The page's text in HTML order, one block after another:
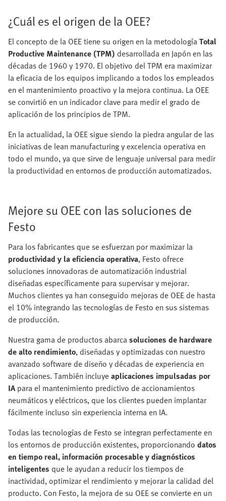
¿Cuál es el origen de la OEE?
El concepto de la OEE tiene su origen en la metodologíaTotal
Productive Maintenance (TPM) desarrollada en Japón en las
décadas de 1960 y 1970. El objetivo del TPM era maximizar
la eficacia de los equipos implicando a todos los empleados
en el mantenimiento proactivo y la mejora continua. La OEE
se convirtió en un indicador clave para medir el grado de
aplicación de los principios de TPM.
En la actualidad, la OEE sigue siendo la piedra angular de las
iniciativas de lean manufacturing y excelencia operativa en
todo el mundo, ya que sirve de lenguaje universal para medir
la productividad en entornos de producción automatizados.
Mejore su OEE con las soluciones de
Festo
Para los fabricantes que se esfuerzan por maximizar la
productividad y la eficiencia operativa, Festo ofrece
soluciones innovadoras de automatización industrial
diseñadas específicamente para supervisar y mejorar.
Muchos clientes ya han conseguido mejoras de OEE de hasta
el 10% integrando las tecnologías de Festo en sus sistemas
de producción.
Nuestra gama de productos abarcasoluciones de hardware
de alto rendimiento, diseñadas y optimizadas con nuestro
avanzado software de diseño y décadas de experiencia en
aplicaciones. También incluyeaplicaciones impulsadas por
IApara el mantenimiento predictivo de accionamientos
neumáticos y eléctricos, que los clientes pueden implantar
fácilmente incluso sin experiencia interna en IA.
Todas las tecnologías de Festo se integran perfectamente en
los entornos de producción existentes, proporcionando datos
en tiempo real, información procesable y diagnósticos
inteligentes que le ayudan a reducir los tiempos de
inactividad, optimizar el rendimiento y mejorar la calidad del
producto. Con Festo, la mejora de su OEE se convierte en un